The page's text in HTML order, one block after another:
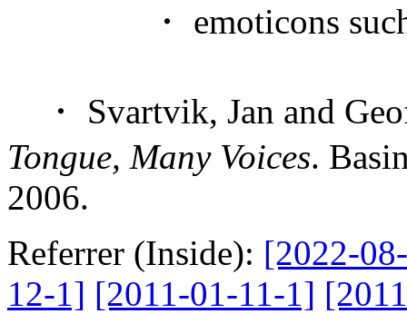
・ emoticons such
・ Svartvik, Jan and
Tongue, Many Voices.
2006.
Referrer (Inside): [2022-
12-1] [2011-01-11-1]